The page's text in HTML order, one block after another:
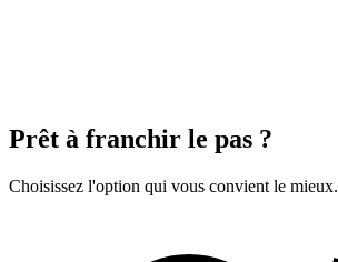
Prêt à franchir le pas ?
Choisissez l'option qui vous convient le mieux.